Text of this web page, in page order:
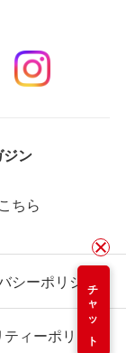
チャット
ン
ちら
シーポリシー
ィーポリシー